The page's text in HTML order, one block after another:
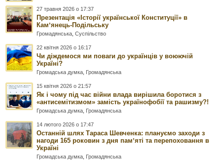
27 травня 2026 о 17:37
Презентація «Історії української Конституції» в
Камʼянець-Подільську
Громадянська ,Суспільство
22 квітня 2026 о 16:17
Чи діждемося ми поваги до українців у воюючій
Україні?
Громадська думка Громадянська
15 квітня 2026 о 21:57
Як і чому під час війни влада вирішила боротися з
«антисемітизмом» замість українофобії та рашизму?!
Громадська думка Громадянська
14 лютого 2026 о 17:47
Останній шлях Тараса Шевченка: плануємо заходи з
нагоди 165 роковин з дня памʼяті та перепоховання в
Україні
Громадська думка Громадянська